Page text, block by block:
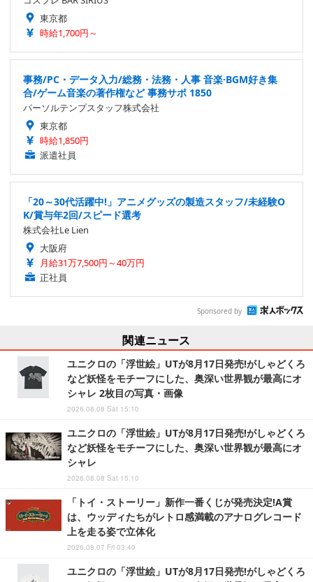
東京都
時給1,700円～
事務/PC・データ入力/総務・法務・人事 音楽·BGM好き集
合/ゲーム音楽の著作権など 事務サポ 1850
パーソルテンプスタッフ株式会社
東京都
時給1,850円
派遣社員
「20～30代活躍中!」アニメグッズの製造スタッフ/未経験O
K/賞与年2回/スピード選考
株式会社Le Lien
大阪府
月給31万7,500円～40万円
正社員
Sponsored by
関連ニュース
ユニクロの「浮世絵」UTが8月17日発売!がしゃどくろ
など妖怪をモチーフにした、奥深い世界観が最高にオ
シャレ 2枚目の写真・画像
2026.08.08 Sat 15:10
ユニクロの「浮世絵」UTが8月17日発売!がしゃどくろ
など妖怪をモチーフにした、奥深い世界観が最高にオ
シャレ
2026.08.08 Sat 15:10
「トイ・ストーリー」新作一番くじが発売決定!A賞
は、ウッディたちがレトロ感満載のアナログレコード
上を走る姿で立体化
2026.08.07 Fri 03:40
ユニクロの「浮世絵」UTが8月17日発売!がしゃどくろ